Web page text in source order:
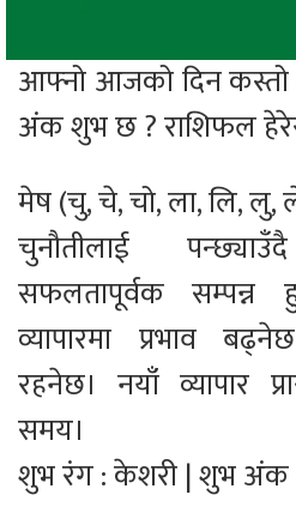
आफ्नो आजको दिन
अंक शुभ छ ? राशिफल
मेष (चु, चे, चो, ला, लि, लु,
चुनौतीलाई
सफलतापूर्वक सम्पन्न
व्यापारमा प्रभाव
रहनेछ। नयाँ व्यापार
समय।
शुभ रंग : केशरी | शुभ अंक